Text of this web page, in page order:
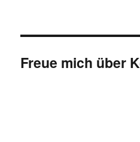
Freue mich über